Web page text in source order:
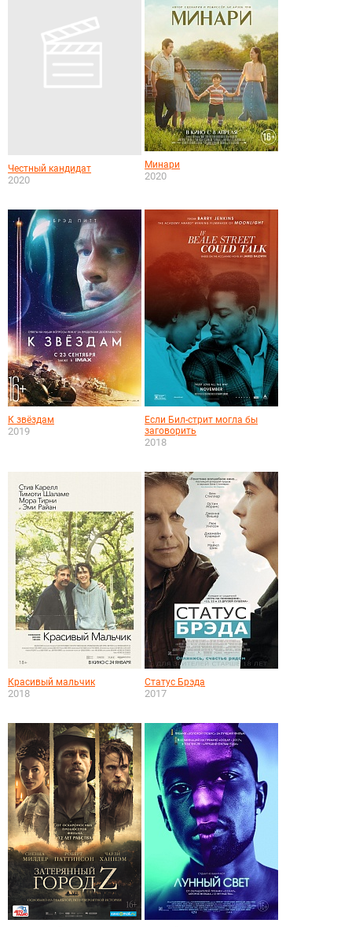
Честный кандидат
2020
Минари
2020
К звёздам
2019
Если Бил-стрит могла бы
заговорить
2018
Красивый мальчик
2018
Статус Брэда
2017